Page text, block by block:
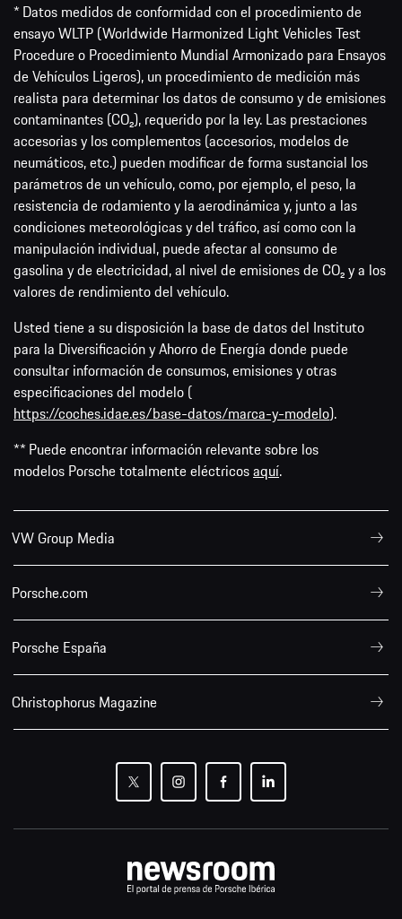
* Datos medidos de conformidad con el procedimiento de
ensayo WLTP (Worldwide Harmonized Light Vehicles Test
Procedure o Procedimiento Mundial Armonizado para Ensayos
de Vehículos Ligeros), un procedimiento de medición más
realista para determinar los datos de consumo y de emisiones
contaminantes (CO₂), requerido por la ley. Las prestaciones
accesorias y los complementos (accesorios, modelos de
neumáticos, etc.) pueden modificar de forma sustancial los
parámetros de un vehículo, como, por ejemplo, el peso, la
resistencia de rodamiento y la aerodinámica y, junto a las
condiciones meteorológicas y del tráfico, así como con la
manipulación individual, puede afectar al consumo de
gasolina y de electricidad, al nivel de emisiones de CO₂ y a los
valores de rendimiento del vehículo.
Usted tiene a su disposición la base de datos del Instituto
para la Diversificación y Ahorro de Energía donde puede
consultar información de consumos, emisiones y otras
especificaciones del modelo (
https://coches.idae.es/base-datos/marca-y-modelo).
** Puede encontrar información relevante sobre los
modelos Porsche totalmente eléctricosaquí.
VW Group Media
Porsche.com
Porsche España
Christophorus Magazine